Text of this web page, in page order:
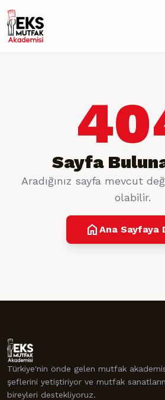
Sayfa
Aradığınız sayfa mevcut
olabilir.
home Ana Sayfaya
Türkiye'nin önde gelen mutfak
şeflerini yetiştiriyor ve mutfak
bireyleri destekliyoruz.